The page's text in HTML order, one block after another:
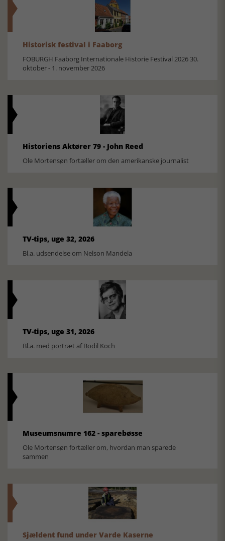
Historisk festival i Faaborg
FOBURGH Faaborg Internationale Historie Festival 2026 30.
oktober - 1. november 2026
Historiens Aktører 79 - John Reed
Ole Mortensøn fortæller om den amerikanske journalist
TV-tips, uge 32, 2026
Bl.a. udsendelse om Nelson Mandela
TV-tips, uge 31, 2026
Bl.a. med portræt af Bodil Koch
Museumsnumre 162 - sparebøsse
Ole Mortensøn fortæller om, hvordan man sparede
sammen
Sjældent fund under Varde Kaserne